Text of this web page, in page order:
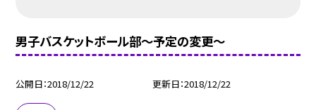
男子バスケットボール部〜予定の変更〜
公開日 2018/12/22 更新日 2018/12/22